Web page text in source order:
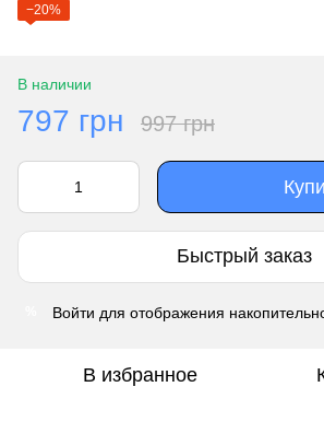
−20%
В наличии
797 грн 997 грн
Быстрый заказ
Войти для отображения
В избранное